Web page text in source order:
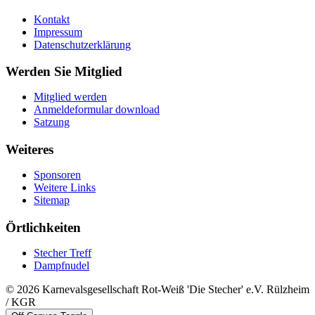
Kontakt
Impressum
Datenschutzerklärung
Werden Sie Mitglied
Mitglied werden
Anmeldeformular download
Satzung
Weiteres
Sponsoren
Weitere Links
Sitemap
Örtlichkeiten
Stecher Treff
Dampfnudel
© 2026 Karnevalsgesellschaft Rot-Weiß 'Die Stecher' e.V. Rülzheim
/ KGR